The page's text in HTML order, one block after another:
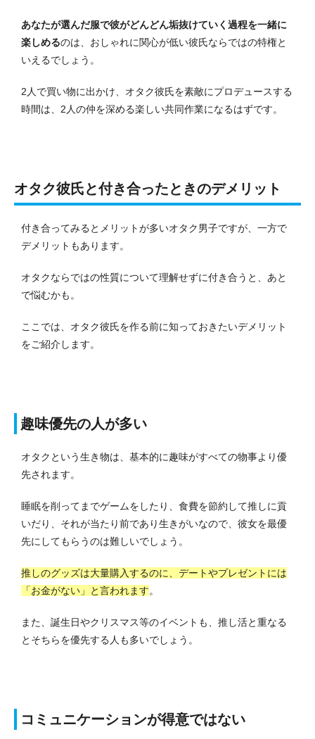
あなたが選んだ服で彼がどんどん垢抜けていく過程を一緒に
楽しめるのは、おしゃれに関心が低い彼氏ならではの特権と
いえるでしょう。
2人で買い物に出かけ、オタク彼氏を素敵にプロデュースする
時間は、2人の仲を深める楽しい共同作業になるはずです。
オタク彼氏と付き合ったときのデメリット
付き合ってみるとメリットが多いオタク男子ですが、一方で
デメリットもあります。
オタクならではの性質について理解せずに付き合うと、あと
で悩むかも。
ここでは、オタク彼氏を作る前に知っておきたいデメリット
をご紹介します。
趣味優先の人が多い
オタクという生き物は、基本的に趣味がすべての物事より優
先されます。
睡眠を削ってまでゲームをしたり、食費を節約して推しに貢
いだり、それが当たり前であり生きがいなので、彼女を最優
先にしてもらうのは難しいでしょう。
推しのグッズは大量購入するのに、デートやプレゼントには
「お金がない」と言われます。
また、誕生日やクリスマス等のイベントも、推し活と重なる
とそちらを優先する人も多いでしょう。
コミュニケーションが得意ではない